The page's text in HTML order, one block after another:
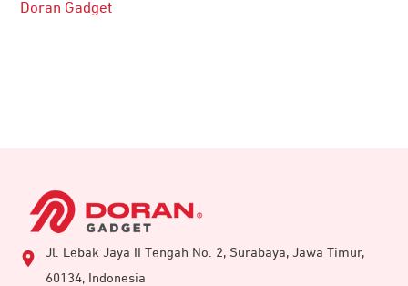
Doran Gadget
Jl. Lebak Jaya II Tengah No. 2, Surabaya, Jawa Timur,
60134, Indonesia